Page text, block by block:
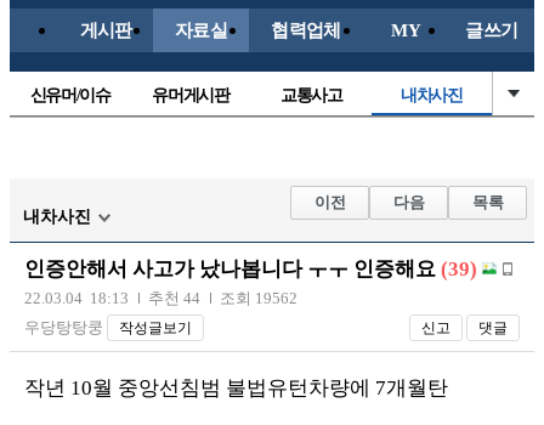
게시판 자료실 협력업체 MY 글쓰기
신유머/이슈 유머게시판 교통사고 내차사진
자유사진 군사/무기
트럭/버스
장착시공사진
내차사진
이전 다음 목록
인증안해서 사고가 났나봅니다 ㅜㅜ 인증해요 (39)
22.03.04 18:13 추천 44
조회 19562
우당탕탕쿵
작성글보기 신고 댓글
작년 10월 중앙선침범 불법유턴차량에 7개월탄